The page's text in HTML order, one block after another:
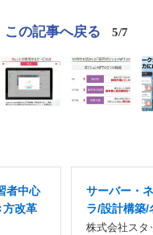
この記事へ戻る 5/7
者中心
方改革
サーバー・
ラ/設計構築/
株式会社スタ